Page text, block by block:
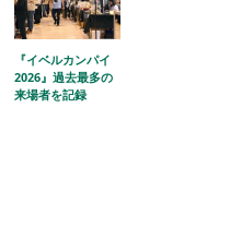
『イベルカンパイ
2026』過去最多の
来場者を記録